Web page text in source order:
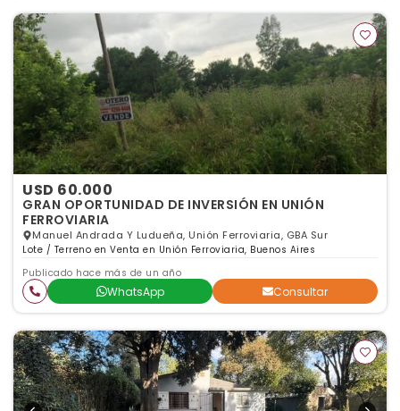
USD 60.000
GRAN OPORTUNIDAD DE INVERSIÓN EN UNIÓN
FERROVIARIA
Manuel Andrada Y Ludueña, Unión Ferroviaria, GBA Sur
Lote / Terreno en Venta en Unión Ferroviaria, Buenos Aires
Publicado hace más de un año
WhatsApp Consultar